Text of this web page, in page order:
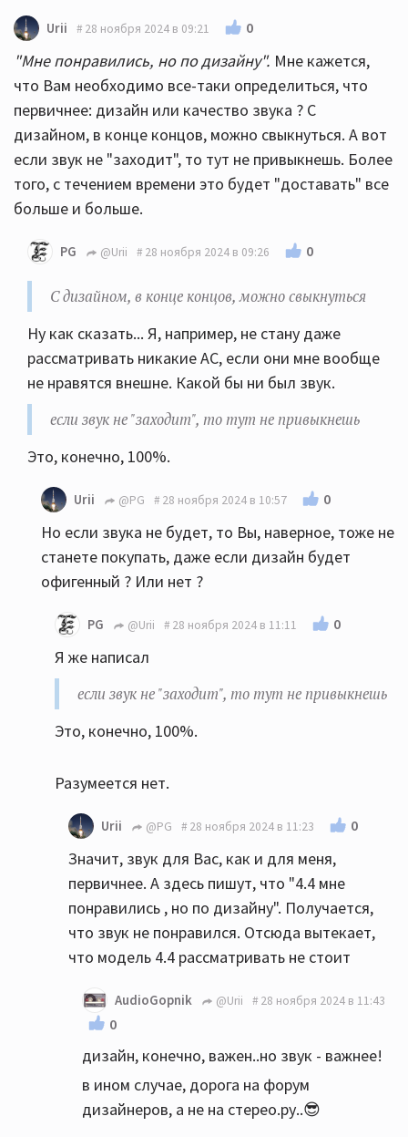
Urii 28 ноября 2024 в 09:21 0
"Мне понравились, но по дизайну". Мне кажется,
что Вам необходимо все-таки определиться, что
первичнее: дизайн или качество звука ? С
дизайном, в конце концов, можно свыкнуться. А вот
если звук не "заходит", то тут не привыкнешь. Более
того, с течением времени это будет "доставать" все
больше и больше.
PG @Urii 28 ноября 2024 в 09:26 0
С дизайном, в конце концов, можно свыкнуться
Ну как сказать... Я, например, не стану даже
рассматривать никакие АС, если они мне вообще
не нравятся внешне. Какой бы ни был звук.
если звук не "заходит", то тут не привыкнешь
Это, конечно, 100%.
Urii @PG 28 ноября 2024 в 10:57 0
Но если звука не будет, то Вы, наверное, тоже не
станете покупать, даже если дизайн будет
офигенный ? Или нет ?
PG @Urii 28 ноября 2024 в 11:11 0
Я же написал
если звук не "заходит", то тут не привыкнешь
Это, конечно, 100%.
Разумеется нет.
Urii @PG 28 ноября 2024 в 11:23 0
Значит, звук для Вас, как и для меня,
первичнее. А здесь пишут, что "4.4 мне
понравились , но по дизайну". Получается,
что звук не понравился. Отсюда вытекает,
что модель 4.4 рассматривать не стоит
AudioGopnik @Urii 28 ноября 2024 в 11:43
0
дизайн, конечно, важен..но звук - важнее!
в ином случае, дорога на форум
дизайнеров, а не на стерео.ру..😎